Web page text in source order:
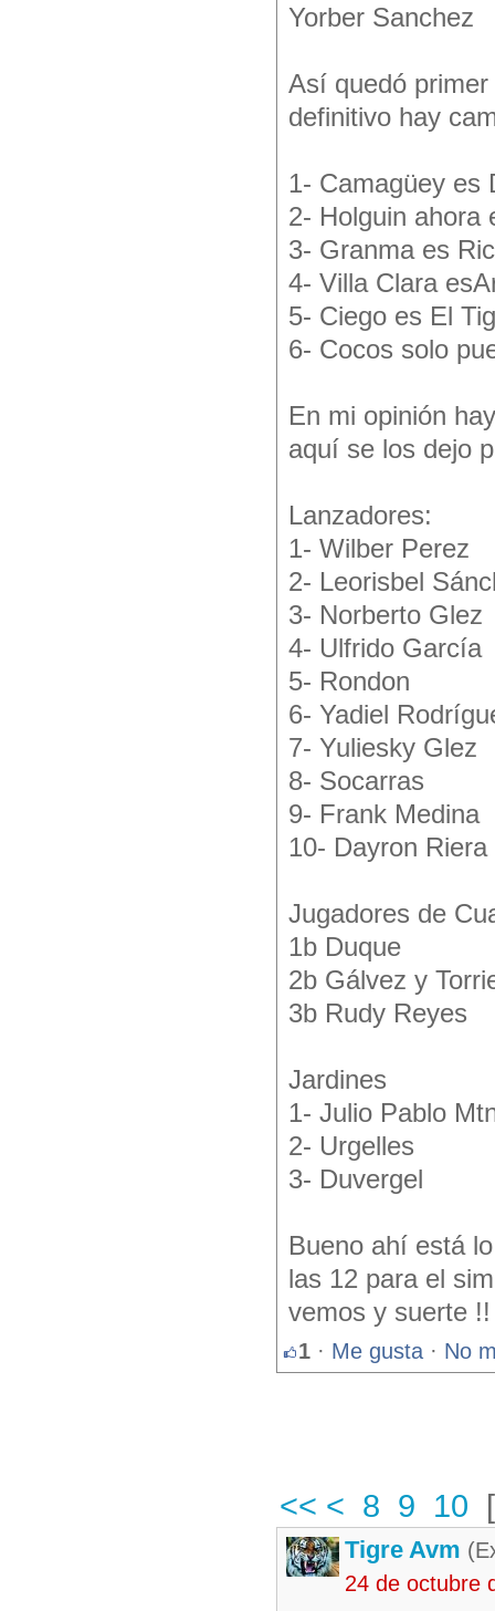
Yorber Sanchez
Así quedó
definitivo hay
1- Camagüey es
2- Holguin ahora
3- Granma es
4- Villa Clara
5- Ciego es El
6- Cocos solo
En mi opinión
aquí se los dejo
Lanzadores:
1- Wilber Perez
2- Leorisbel
3- Norberto Glez
4- Ulfrido García
5- Rondon
6- Yadiel
7- Yuliesky Glez
8- Socarras
9- Frank Medina
10- Dayron Riera
Jugadores de
1b Duque
2b Gálvez y
3b Rudy Reyes
Jardines
1- Julio Pablo
2- Urgelles
3- Duvergel
Bueno ahí está
las 12 para el
vemos y suerte !!
1 · Me gusta · No
<< < 8 9 10
Tigre Avm
24 de octubre